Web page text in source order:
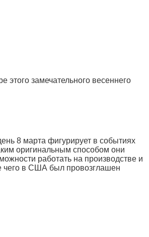
этого замечательного весеннего
8 марта фигурирует в событиях
оригинальным способом они
работать на производстве и
чего в США был провозглашен